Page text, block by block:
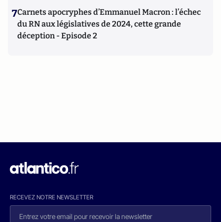
7Carnets apocryphes d’Emmanuel Macron : l’échec
du RN aux législatives de 2024, cette grande
déception - Episode 2
RECEVEZ NOTRE NEWSLETTER